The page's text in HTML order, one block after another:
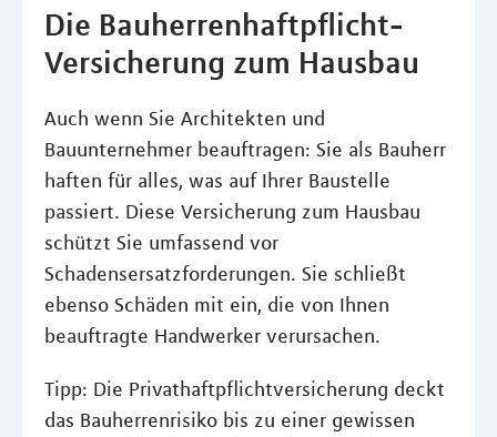
Die Bauherrenhaftpflicht-
Versicherung zum Hausbau
Auch wenn Sie Architekten und
Bauunternehmer beauftragen: Sie als Bauherr
haften für alles, was auf Ihrer Baustelle
passiert. Diese Versicherung zum Hausbau
schützt Sie umfassend vor
Schadensersatzforderungen. Sie schließt
ebenso Schäden mit ein, die von Ihnen
beauftragte Handwerker verursachen.
Tipp: Die Privathaftpflichtversicherung deckt
das Bauherrenrisiko bis zu einer gewissen